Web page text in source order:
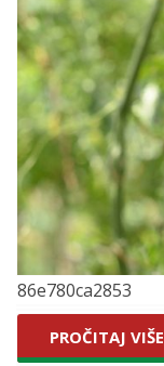
86e780ca2853
PROČITAJ VIŠE